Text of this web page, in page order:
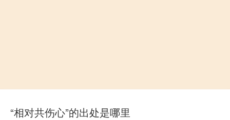
“相对共伤心”的出处是哪里